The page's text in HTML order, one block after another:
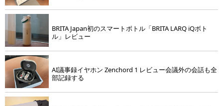
BRITA Japan初のスマートボトル「BRITA LARQ iQボト
ル」レビュー
AI議事録イヤホン Zenchord 1 レビュー会議外の会話も全
部記録する